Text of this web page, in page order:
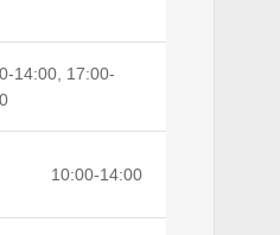
14:00, 17:00-
10:00-14:00